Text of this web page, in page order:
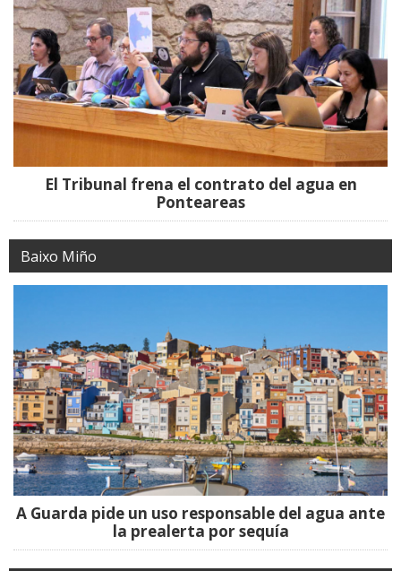
El Tribunal frena el contrato del agua en
Ponteareas
Baixo Miño
A Guarda pide un uso responsable del agua ante
la prealerta por sequía